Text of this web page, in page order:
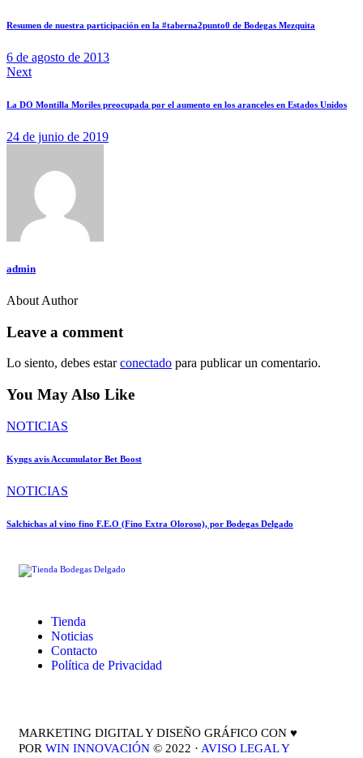
Resumen de nuestra participación en la #taberna2punto0 de Bodegas Mezquita
6 de agosto de 2013
Next
La DO Montilla Moriles preocupada por el aumento en los aranceles en Estados Unidos
24 de junio de 2019
admin
About Author
Leave a comment
Lo siento, debes estarconectado para publicar un comentario.
You May Also Like
NOTICIAS
Kyngs avis Accumulator Bet Boost
NOTICIAS
Salchichas al vino fino F.E.O (Fino Extra Oloroso), por Bodegas Delgado
Tienda
Noticias
Contacto
Política de Privacidad
MARKETING DIGITAL Y DISEÑO GRÁFICO CON ♥
POR WIN INNOVACIÓN © 2022 · AVISO LEGAL Y